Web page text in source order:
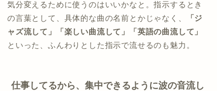
気分変えるために使うのはいいかなと。指示するとき
の言葉として、具体的な曲の名前とかじゃなく、
「ジ
ャズ流して」「楽しい曲流して」「英語の曲流して」
といった、ふんわりとした指示で流せるのも魅力。
仕事してるから、集中できるように波の音流し